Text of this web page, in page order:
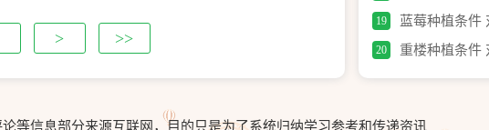
叶片卵形，卵状椭圆形至披针形，长2-7cm，宽0.5-
色，下面常无毛而有白粉，边顶端缘具细锯齿。花单朵
花冠大，长1.5-4cm，蓝色、紫色或白色。蒴果球状或
的地势最佳。 六、地黄 1、地黄为玄参科、地黄属多年生
红枫价格也不同，但每亩的经济收益能达到20000元，净
的混合放置室内即可。沙藏需要1个月的时间，种子发
斤30元左右。 3、石榴品种不同、售卖地区不同，价格
的费用、后期的肥料以及维护费用等因素的影响。 三、
种植前景比较好。 一、种菠萝有钱赚吗 1、菠萝生长比
量好的情况下是有钱赚的。 2、菠萝是我国热带和亚热
萝干等，经济价值非常高。加工产品在世界各地售卖，种
> >>
19 蓝莓种植条件
20 重楼种植条件
等信息部分来源互联网，目的只是为了系统归纳学习参考和传递资讯